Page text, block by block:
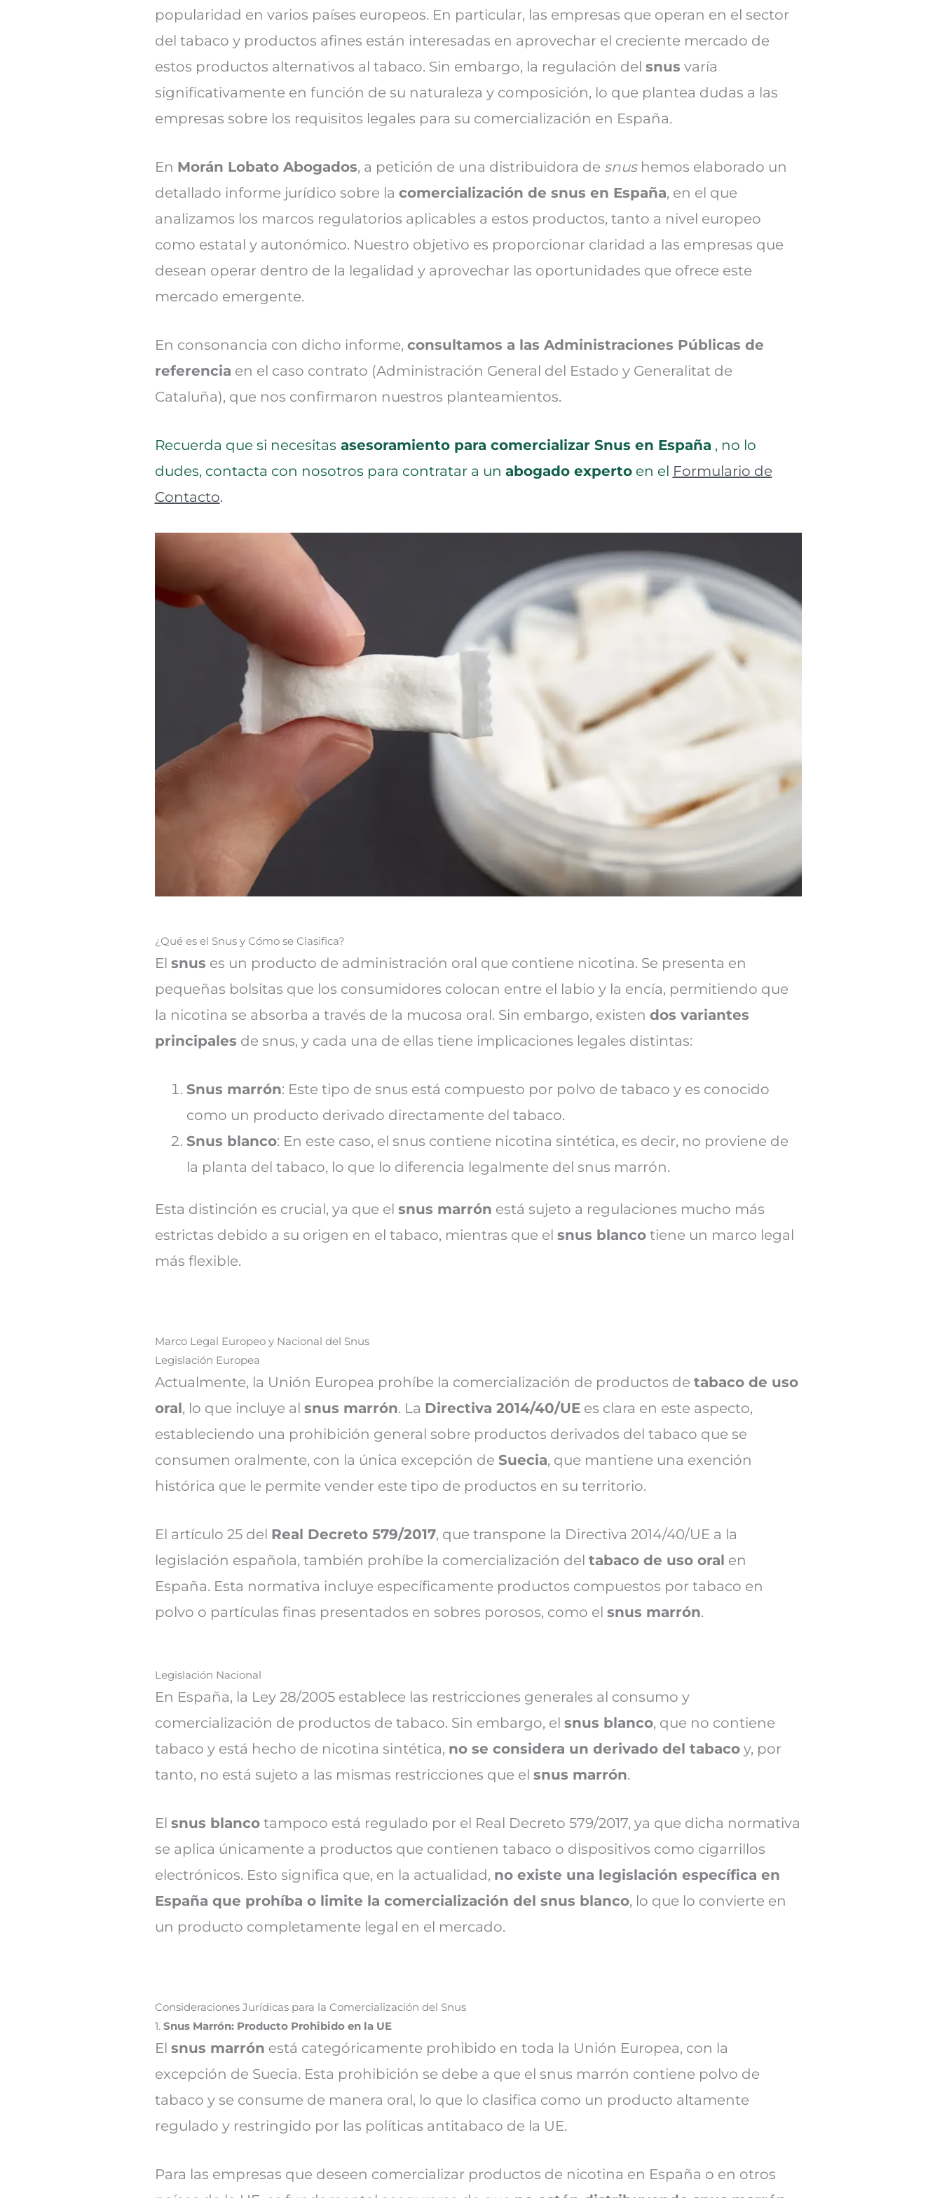
popularidad en varios países europeos. En particular, las empresas que operan en el sector
del tabaco y productos afines están interesadas en aprovechar el creciente mercado de
estos productos alternativos al tabaco. Sin embargo, la regulación del snus varía
significativamente en función de su naturaleza y composición, lo que plantea dudas a las
empresas sobre los requisitos legales para su comercialización en España.
En Morán Lobato Abogados, a petición de una distribuidora de snus hemos elaborado un
detallado informe jurídico sobre la comercialización de snus en España, en el que
analizamos los marcos regulatorios aplicables a estos productos, tanto a nivel europeo
como estatal y autonómico. Nuestro objetivo es proporcionar claridad a las empresas que
desean operar dentro de la legalidad y aprovechar las oportunidades que ofrece este
mercado emergente.
En consonancia con dicho informe, consultamos a las Administraciones Públicas de
referencia en el caso contrato (Administración General del Estado y Generalitat de
Cataluña), que nos confirmaron nuestros planteamientos.
Recuerda que si necesitas asesoramiento para comercializar Snus en España , no lo
dudes, contacta con nosotros para contratar a un abogado expertoen el Formulario de
Contacto.
¿Qué es el Snus y Cómo se Clasifica?
El snus es un producto de administración oral que contiene nicotina. Se presenta en
pequeñas bolsitas que los consumidores colocan entre el labio y la encía, permitiendo que
la nicotina se absorba a través de la mucosa oral. Sin embargo, existen dos variantes
principales de snus, y cada una de ellas tiene implicaciones legales distintas:
Snus marrón: Este tipo de snus está compuesto por polvo de tabaco y es conocido
como un producto derivado directamente del tabaco.
Snus blanco: En este caso, el snus contiene nicotina sintética, es decir, no proviene de
la planta del tabaco, lo que lo diferencia legalmente del snus marrón.
Esta distinción es crucial, ya que el snus marrón está sujeto a regulaciones mucho más
estrictas debido a su origen en el tabaco, mientras que el snus blancotiene un marco legal
más flexible.
Marco Legal Europeo y Nacional del Snus
Legislación Europea
Actualmente, la Unión Europea prohíbe la comercialización de productos de tabaco de uso
oral, lo que incluye al snus marrón. La Directiva 2014/40/UEes clara en este aspecto,
estableciendo una prohibición general sobre productos derivados del tabaco que se
consumen oralmente, con la única excepción de Suecia, que mantiene una exención
histórica que le permite vender este tipo de productos en su territorio.
El artículo 25 del Real Decreto 579/2017, que transpone la Directiva 2014/40/UE a la
legislación española, también prohíbe la comercialización del tabaco de uso oral en
España. Esta normativa incluye específicamente productos compuestos por tabaco en
polvo o partículas finas presentados en sobres porosos, como el snus marrón.
Legislación Nacional
En España, la Ley 28/2005 establece las restricciones generales al consumo y
comercialización de productos de tabaco. Sin embargo, el snus blanco, que no contiene
tabaco y está hecho de nicotina sintética, no se considera un derivado del tabacoy, por
tanto, no está sujeto a las mismas restricciones que el snus marrón.
El snus blancotampoco está regulado por el Real Decreto 579/2017, ya que dicha normativa
se aplica únicamente a productos que contienen tabaco o dispositivos como cigarrillos
electrónicos. Esto significa que, en la actualidad, no existe una legislación específica en
España que prohíba o limite la comercialización del snus blanco, lo que lo convierte en
un producto completamente legal en el mercado.
Consideraciones Jurídicas para la Comercialización del Snus
1. Snus Marrón: Producto Prohibido en la UE
El snus marrón está categóricamente prohibido en toda la Unión Europea, con la
excepción de Suecia. Esta prohibición se debe a que el snus marrón contiene polvo de
tabaco y se consume de manera oral, lo que lo clasifica como un producto altamente
regulado y restringido por las políticas antitabaco de la UE.
Para las empresas que deseen comercializar productos de nicotina en España o en otros